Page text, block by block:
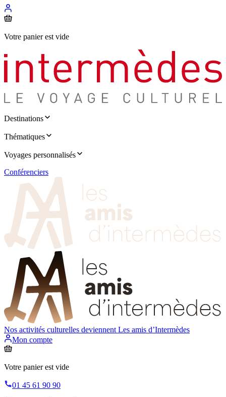
Votre panier est vide
Destinations
Thématiques
Voyages personnalisés
Conférenciers
Nos activités culturelles deviennent Les amis d’Intermèdes
Mon compte
Votre panier est vide
01 45 61 90 90